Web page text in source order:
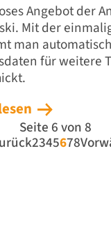
Angebot der
Mit der
man
für weitere
Seite 6 von 8
2345678